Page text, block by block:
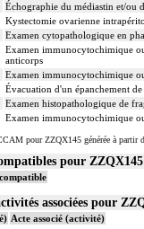
Échographie du médiastin et/ou
Kystectomie ovarienne
Examen cytopathologique en
Examen immunocytochimique
anticorps
Examen immunocytochimique
Évacuation d'un épanchement
Examen histopathologique de
Examen immunocytochimique
pour ZZQX145 générée à partir
pour
associées pour
Acte associé (activité)